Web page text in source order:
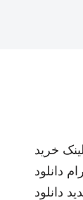
خرید
دانلود
دانلود